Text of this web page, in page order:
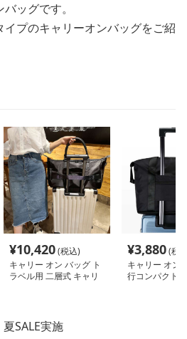
ッグです。
プのキャリーオンバッグをご紹
¥10,420(税込)
キャリー オン バッグ ト
ラベル用 二層式 キャリ
¥3,880(税
キャリー オン
行コンパクト